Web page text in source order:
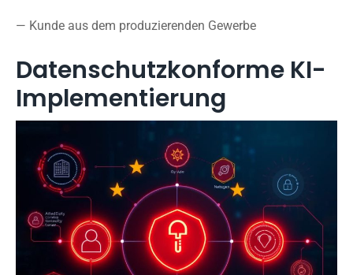
— Kunde aus dem produzierenden Gewerbe
Datenschutzkonforme KI-
Implementierung